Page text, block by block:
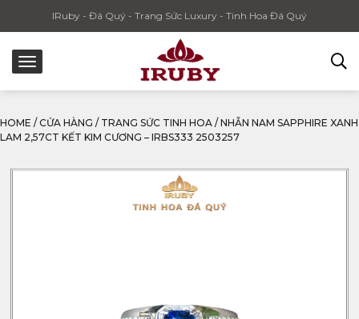
IRuby - Đá Quý - Trang Sức Luxury - Tinh Hoa Đá Quý
HOME / CỬA HÀNG / TRANG SỨC TINH HOA / NHẪN NAM SAPPHIRE XANH
LAM 2,57CT KẾT KIM CƯƠNG – IRBS333 2503257